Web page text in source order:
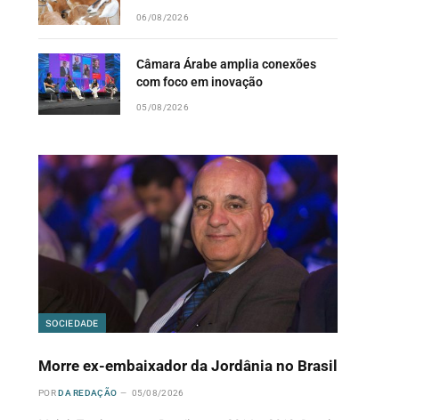
06/08/2026
Câmara Árabe amplia conexões
com foco em inovação
05/08/2026
SOCIEDADE
Morre ex-embaixador da Jordânia no Brasil
POR DA REDAÇÃO 05/08/2026